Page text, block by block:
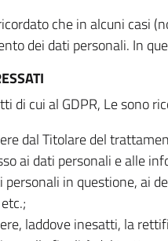
che in alcuni casi
dei dati personali. In
di cui al GDPR, Le sono
dal Titolare del
ai dati personali e alle
personali in questione, ai
laddove inesatti, la